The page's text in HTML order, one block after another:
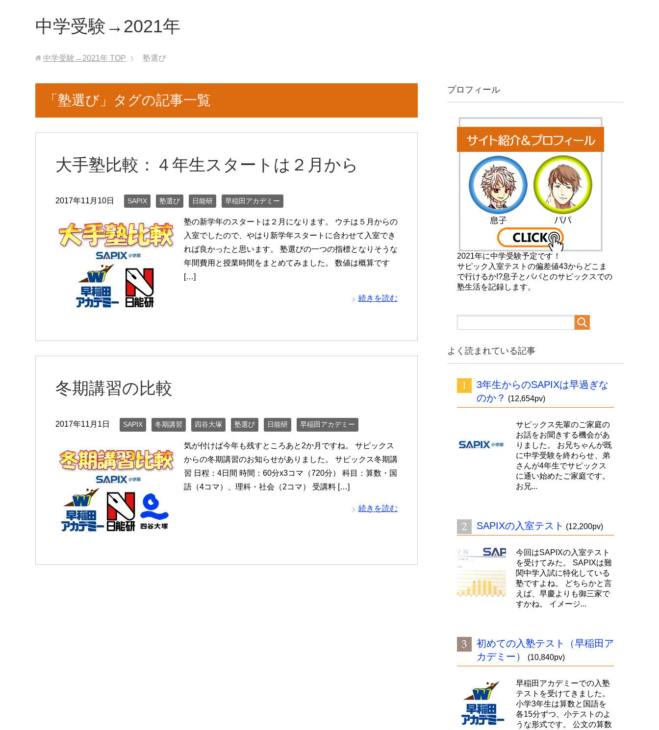
中学受験→2021年
中学受験→2021年 TOP 塾選び
「塾選び」タグの記事一覧
大手塾比較：４年生スタートは２月から
2017年11月10日 SAPIX 塾選び 日能研 早稲田アカデミー
塾の新学年のスタートは２月になります。 ウチは５月からの
入室でしたので、やはり新学年スタートに合わせて入室でき
れば良かったと思います。 塾選びの一つの指標となりそうな
年間費用と授業時間をまとめてみました。 数値は概算です
[…]
続きを読む
冬期講習の比較
2017年11月1日 SAPIX 冬期講習 四谷大塚 塾選び 日能研 早稲田アカデミー
気が付けば今年も残すところあと2か月ですね。 サピックス
からの冬期講習のお知らせがありました。 サピックス冬期講
習 日程：4日間 時間：60分x3コマ（720分） 科目：算数・国
語（4コマ）、理科・社会（2コマ） 受講料 […]
続きを読む
プロフィール
2021年に中学受験予定です！
サピック入室テストの偏差値43からどこま
で行けるか!?息子とパパとのサピックスでの
塾生活を記録します。
よく読まれている記事
3年生からのSAPIXは早過ぎな
のか？ (12,654pv)
サピックス先輩のご家庭の
お話をお聞きする機会があ
りました。 お兄ちゃんが既
に中学受験を終わらせ、弟
さんが4年生でサピックス
に通い始めたご家庭です。
お兄...
SAPIXの入室テスト (12,200pv)
今回はSAPIXの入室テスト
を受けてみた。 SAPIXは難
関中学入試に特化している
塾ですよね。 どちらかと言
えば、早慶よりも御三家で
すかね。 イメージ...
初めての入塾テスト（早稲田ア
カデミー）
(10,840pv)
早稲田アカデミーでの入塾
テストを受けてきました。
小学3年生は算数と国語を
各15分ずつ、小テストのよ
うな形式です。 公文の算数